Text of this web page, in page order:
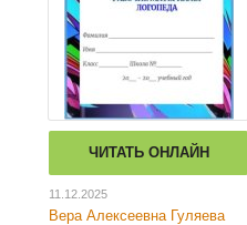
ЧИТАТЬ ОНЛАЙН
11.12.2025
Вера Алексеевна Гуляева